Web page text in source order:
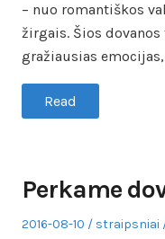
– nuo romantiškos
žirgais. Šios
gražiausias
Read
Perkame
Posted
2016-08-10 Author
straipsniai